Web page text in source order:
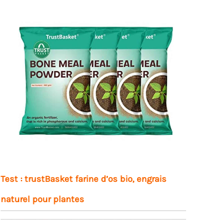
Test : trustBasket farine d’os bio, engrais
naturel pour plantes